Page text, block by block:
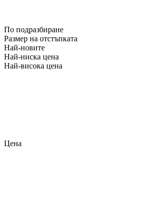
По подразбиране
Размер на отстъпката
Най-новите
Най-ниска цена
Най-висока цена
Цена